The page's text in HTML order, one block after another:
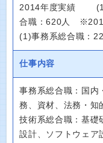
2014年度実績 (1)
合職：620人
(1)事務系総合職：
仕事内容
事務系総合職：国内
務、資材、法務・知
技術系総合職：基礎
設計、ソフトウェア